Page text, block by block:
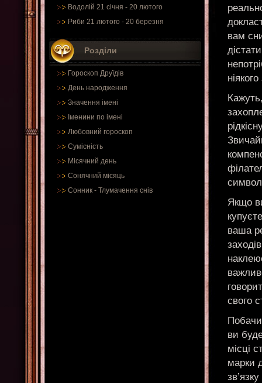
Водолій 21 січня - 20 лютого
Риби 21 лютого - 20 березня
Розділи
Гороскоп Друїдів
День народження
Значення імені
Іменини по імені
Любовний гороскоп
Сумісність
Місячний день
Сонячний місяць
Сонник - Тлумачення снів
вам
Якщо
ваша
свого
ви
місці
марки